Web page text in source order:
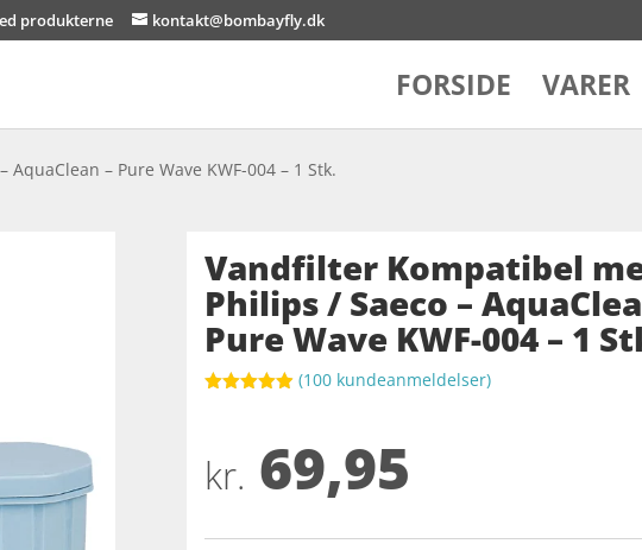
produkterne kontakt@bombayfly.dk
FORSIDE VARER
– Pure Wave KWF-004 – 1 Stk.
Vandfilter Kompatibel
Philips / Saeco –
Pure Wave KWF-004 – 1
baseret på
kundebedøm
melser
(100 kundeanmeldelser)
kr. 69,95